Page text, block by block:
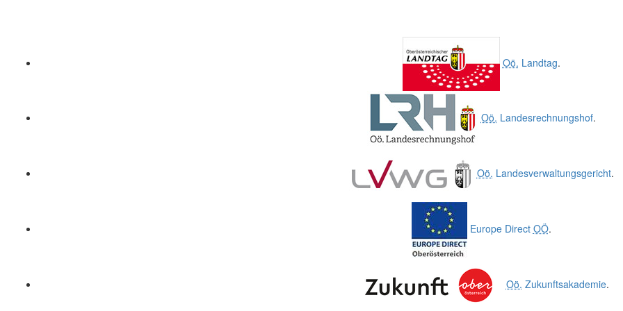
Oö. Landtag.
Oö. Landesrechnungshof.
Oö. Landesverwaltungsgericht.
Europe Direct OÖ.
Oö. Zukunftsakademie.